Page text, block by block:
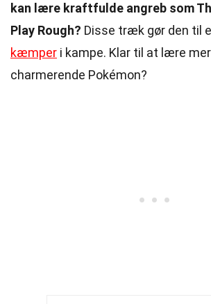
kan lære kraftfulde angreb som
Play Rough? Disse træk gør den til
kæmper i kampe. Klar til at lære
charmerende Pokémon?